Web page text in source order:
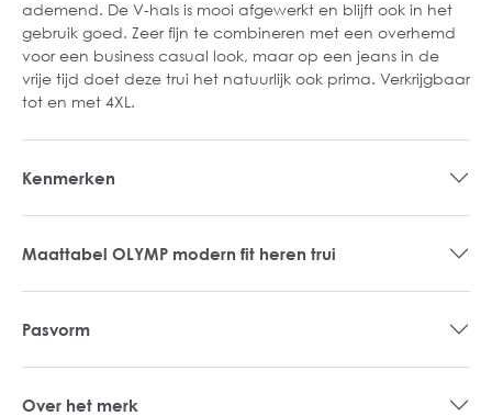
ademend. De V-hals is mooi afgewerkt en blijft ook in het
gebruik goed. Zeer fijn te combineren met een overhemd
voor een business casual look, maar op een jeans in de
vrije tijd doet deze trui het natuurlijk ook prima. Verkrijgbaar
tot en met 4XL.
Kenmerken
Maattabel OLYMP modern fit heren trui
Pasvorm
Over het merk